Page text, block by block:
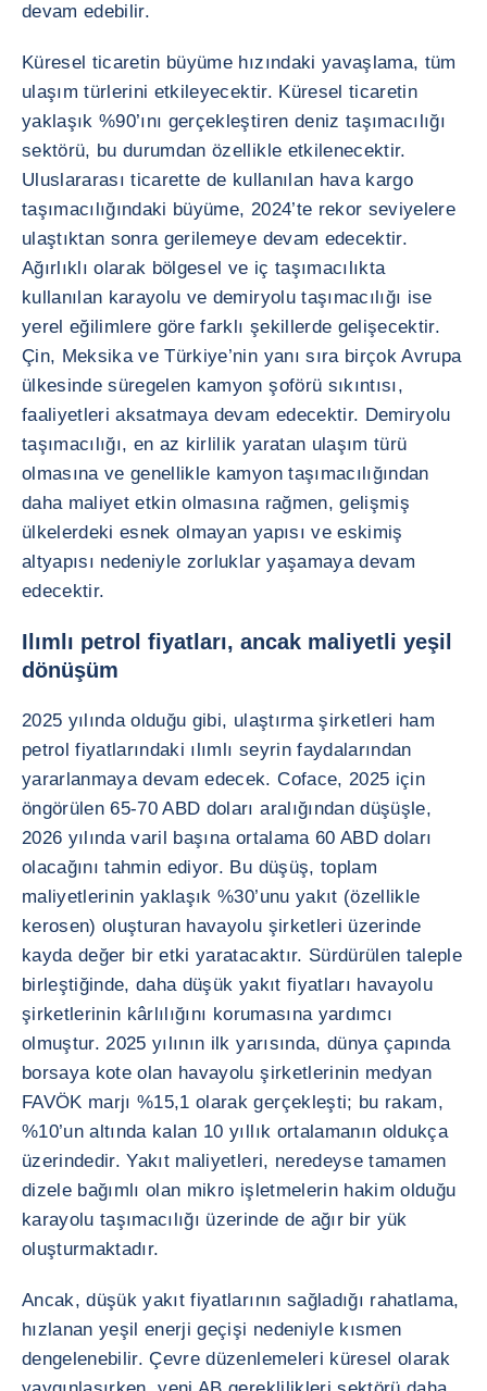
devam edebilir.
Küresel ticaretin büyüme hızındaki yavaşlama, tüm
ulaşım türlerini etkileyecektir. Küresel ticaretin
yaklaşık %90’ını gerçekleştiren deniz taşımacılığı
sektörü, bu durumdan özellikle etkilenecektir.
Uluslararası ticarette de kullanılan hava kargo
taşımacılığındaki büyüme, 2024’te rekor seviyelere
ulaştıktan sonra gerilemeye devam edecektir.
Ağırlıklı olarak bölgesel ve iç taşımacılıkta
kullanılan karayolu ve demiryolu taşımacılığı ise
yerel eğilimlere göre farklı şekillerde gelişecektir.
Çin, Meksika ve Türkiye’nin yanı sıra birçok Avrupa
ülkesinde süregelen kamyon şoförü sıkıntısı,
faaliyetleri aksatmaya devam edecektir. Demiryolu
taşımacılığı, en az kirlilik yaratan ulaşım türü
olmasına ve genellikle kamyon taşımacılığından
daha maliyet etkin olmasına rağmen, gelişmiş
ülkelerdeki esnek olmayan yapısı ve eskimiş
altyapısı nedeniyle zorluklar yaşamaya devam
edecektir.
Ilımlı petrol fiyatları, ancak maliyetli yeşil
dönüşüm
2025 yılında olduğu gibi, ulaştırma şirketleri ham
petrol fiyatlarındaki ılımlı seyrin faydalarından
yararlanmaya devam edecek. Coface, 2025 için
öngörülen 65-70 ABD doları aralığından düşüşle,
2026 yılında varil başına ortalama 60 ABD doları
olacağını tahmin ediyor. Bu düşüş, toplam
maliyetlerinin yaklaşık %30’unu yakıt (özellikle
kerosen) oluşturan havayolu şirketleri üzerinde
kayda değer bir etki yaratacaktır. Sürdürülen taleple
birleştiğinde, daha düşük yakıt fiyatları havayolu
şirketlerinin kârlılığını korumasına yardımcı
olmuştur. 2025 yılının ilk yarısında, dünya çapında
borsaya kote olan havayolu şirketlerinin medyan
FAVÖK marjı %15,1 olarak gerçekleşti; bu rakam,
%10’un altında kalan 10 yıllık ortalamanın oldukça
üzerindedir. Yakıt maliyetleri, neredeyse tamamen
dizele bağımlı olan mikro işletmelerin hakim olduğu
karayolu taşımacılığı üzerinde de ağır bir yük
oluşturmaktadır.
Ancak, düşük yakıt fiyatlarının sağladığı rahatlama,
hızlanan yeşil enerji geçişi nedeniyle kısmen
dengelenebilir. Çevre düzenlemeleri küresel olarak